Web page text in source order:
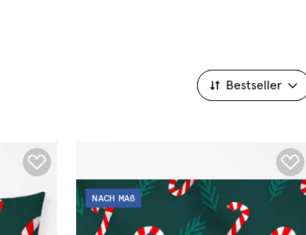
Bestseller
Bestseller
NACH MAß